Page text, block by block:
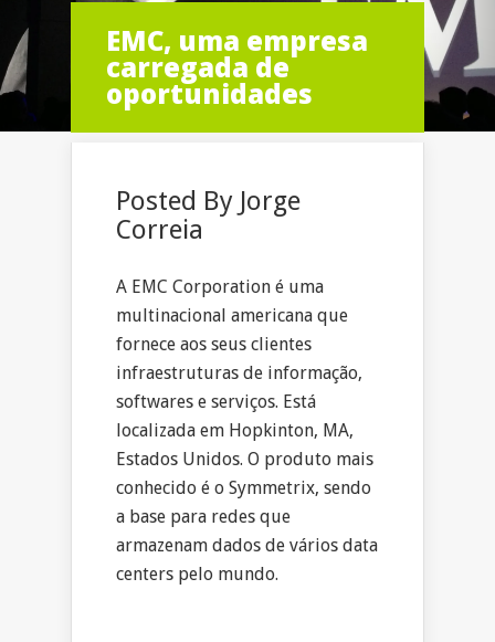
EMC, uma empresa
carregada de
oportunidades
Posted By Jorge
Correia
A EMC Corporation é uma
multinacional americana que
fornece aos seus clientes
infraestruturas de informação,
softwares e serviços. Está
localizada em Hopkinton, MA,
Estados Unidos. O produto mais
conhecido é o Symmetrix, sendo
a base para redes que
armazenam dados de vários data
centers pelo mundo.